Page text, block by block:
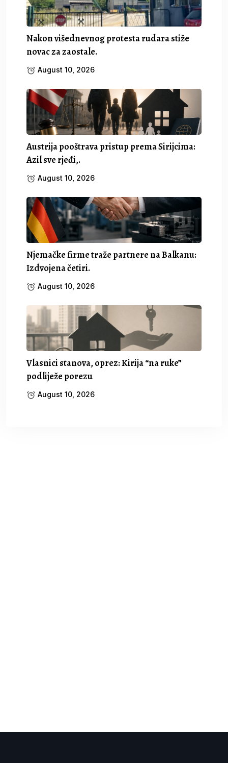
Nakon višednevnog protesta rudara stiže
novac za zaostale.
August 10, 2026
Austrija pooštrava pristup prema Sirijcima:
Azil sve rjeđi,.
August 10, 2026
Njemačke firme traže partnere na Balkanu:
Izdvojena četiri.
August 10, 2026
Vlasnici stanova, oprez: Kirija “na ruke”
podliježe porezu
August 10, 2026